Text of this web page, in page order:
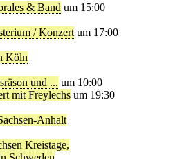
& Band um 15:00
/ Konzert um 17:00
Köln
und ... um 10:00
mit Freylechs um 19:30
Anhalt
Kreistage,